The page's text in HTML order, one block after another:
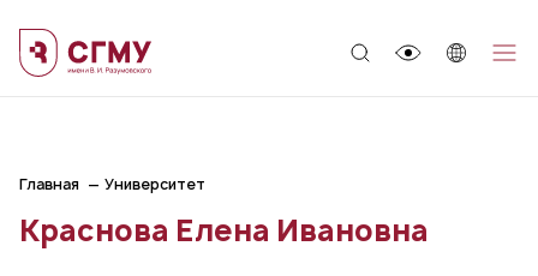
Главная Университет
Краснова Елена Ивановна